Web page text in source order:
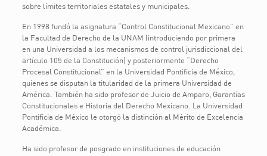
sobre límites territoriales estatales y municipales.
En 1998 fundó la asignatura “Control Constitucional Mexicano” en
la Facultad de Derecho de la UNAM (introduciendo por primera
en una Universidad a los mecanismos de control jurisdiccional del
artículo 105 de la Constitución) y posteriormente “Derecho
Procesal Constitucional” en la Universidad Pontificia de México,
quienes se disputan la titularidad de la primera Universidad de
América. También ha sido profesor de Juicio de Amparo, Garantías
Constitucionales e Historia del Derecho Mexicano. La Universidad
Pontificia de México le otorgó la distinción al Mérito de Excelencia
Académica.
Ha sido profesor de posgrado en instituciones de educación